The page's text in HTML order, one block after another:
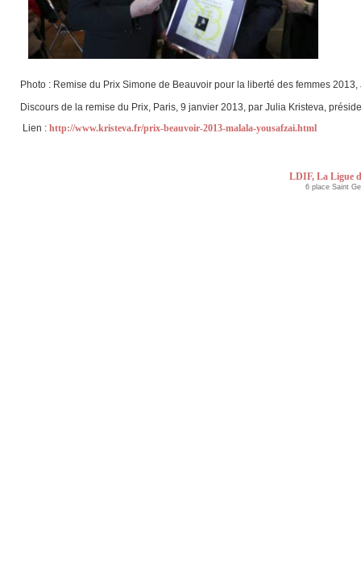
Photo : Remise du Prix Simone de Beauvoir pour la liberté des femmes
Discours de la remise du Prix, Paris, 9 janvier 2013, par Julia Kristeva,
Lien : http://www.kristeva.fr/prix-beauvoir-2013-malala-yousafzai.html
LDIF, La Ligue
6 place Saint